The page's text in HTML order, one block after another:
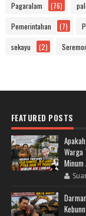
Pagaralam (76)
Pemerintahan (7)
sekayu (2)
FEATURED POSTS
Warga
Minum